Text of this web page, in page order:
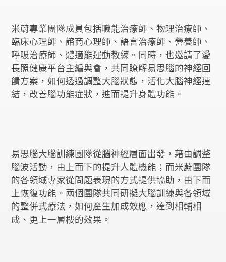
米蔚專業團隊成員包括職能治療師、物理治療師、
臨床心理師、諮商心理師、語言治療師、營養師、
呼吸治療師、體適能運動教練。同時，也邀請了愛
長照健康平台主編與會，共同瞭解易思腦的神經回
饋方案，如何透過調整大腦狀態，活化大腦神經連
結，改善腦功能症狀，進而提升身體功能。
易思腦大腦訓練團隊從腦神經層面出發，藉由調整
腦波活動，由上而下的提升人體機能；而米蔚團隊
的各領域專家從問題表現的方式提供協助，由下而
上恢復功能。兩個團隊共同研擬大腦訓練與各領域
的整併式療法，如何產生加成效應，達到相輔相
成、更上一層樓的效果。